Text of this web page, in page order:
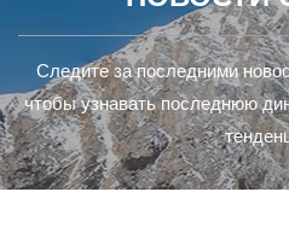
Следите за последними
чтобы узнавать последнюю